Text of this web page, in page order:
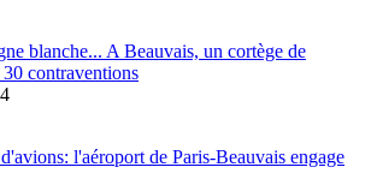
blanche... A Beauvais, un cortège de
contraventions
l'aéroport de Paris-Beauvais engage